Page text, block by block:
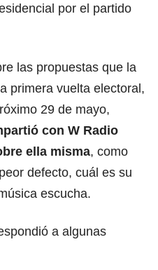
por el partido
las propuestas que la
primera vuelta electoral,
29 de mayo,
con W Radio
ella misma, como
defecto, cuál es su
escucha.
a algunas